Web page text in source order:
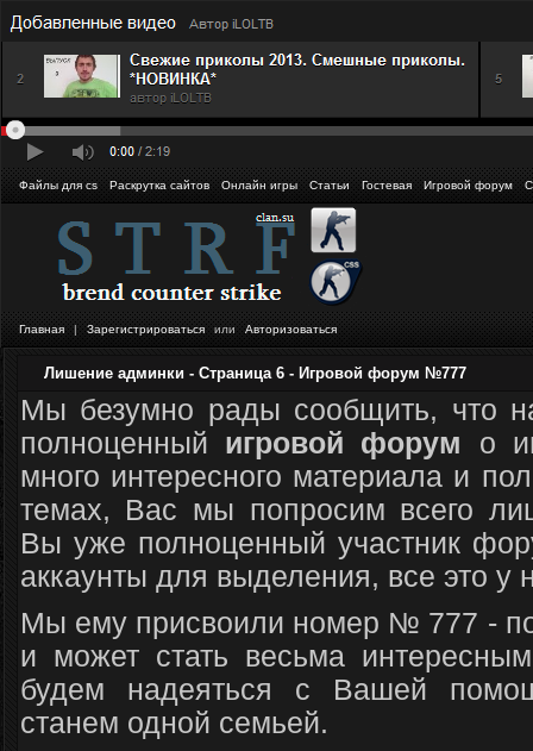
Файлы для cs Раскрутка сайтов Онлайн игры Статьи Гостевая Игровой форум
Главная | Зарегистрироваться или Авторизоваться
Лишение админки - Страница 6 - Игровой форум №777
Мы безумно рады сообщить, что
полноценный игровой форум о
много интересного материала и
темах, Вас мы попросим всего
Вы уже полноценный участник
аккаунты для выделения, все это у
Мы ему присвоили номер № 777 -
и может стать весьма
будем надеяться с Вашей
станем одной семьей.